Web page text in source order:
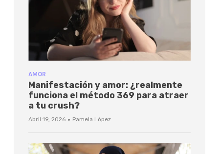
AMOR
Manifestación y amor: ¿realmente
funciona el método 369 para atraer
a tu crush?
Abril 19, 2026 · Pamela López